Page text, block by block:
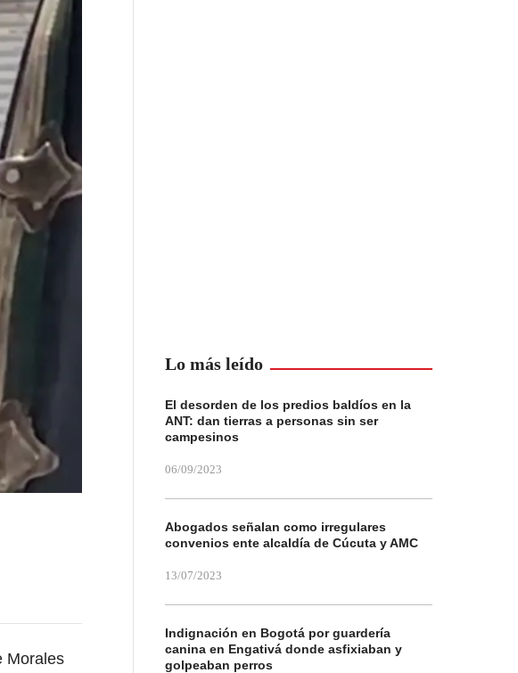
Morales
Lo más leído
El desorden de los predios baldíos en la
ANT: dan tierras a personas sin ser
campesinos
06/09/2023
Abogados señalan como irregulares
convenios ente alcaldía de Cúcuta y AMC
13/07/2023
Indignación en Bogotá por guardería
canina en Engativá donde asfixiaban y
golpeaban perros